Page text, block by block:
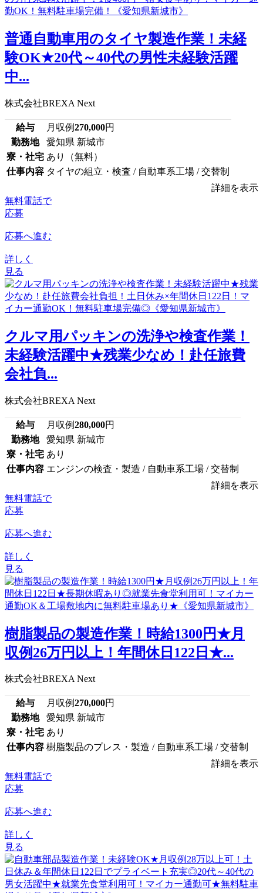
普通自動車用のタイヤ製造作業！未経
験OK★20代～40代の男性未経験活躍
中...
株式会社BREXA Next
給与 月収例270,000円
勤務地
愛知県 新城市
寮・社宅 あり（無料）
仕事内容 タイヤの組立・検査 / 自動車系工場 / 交替制
詳細を表示
無料電話で
応募
応募へ進む
詳しく
見る
クルマ用パッキンの洗浄や検査作業！
未経験活躍中★残業少なめ！赴任旅費
会社負...
株式会社BREXA Next
給与 月収例280,000円
勤務地
愛知県 新城市
寮・社宅 あり
仕事内容 エンジンの検査・製造 / 自動車系工場 / 交替制
詳細を表示
無料電話で
応募
応募へ進む
詳しく
見る
樹脂製品の製造作業！時給1300円★月
収例26万円以上！年間休日122日★...
株式会社BREXA Next
給与 月収例270,000円
勤務地
愛知県 新城市
寮・社宅 あり
仕事内容 樹脂製品のプレス・製造 / 自動車系工場 / 交替制
詳細を表示
無料電話で
応募
応募へ進む
詳しく
見る